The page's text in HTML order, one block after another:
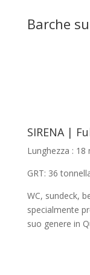
Barche
SIRENA |
Lunghezza : 18
GRT: 36
WC, sundeck,
specialmente
suo genere in